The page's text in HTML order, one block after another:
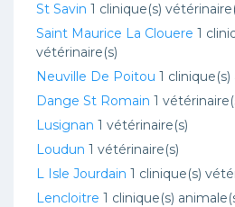
St Savin 1 clinique(s)
Saint Maurice La Clouere 1
vétérinaire(s)
Neuville De Poitou 1
Dange St Romain 1
Lusignan 1 vétérinaire(s)
Loudun 1 vétérinaire(s)
L Isle Jourdain 1 clinique(s)
Lencloitre 1 clinique(s)